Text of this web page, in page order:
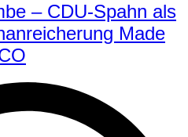
– CDU-Spahn als
Made